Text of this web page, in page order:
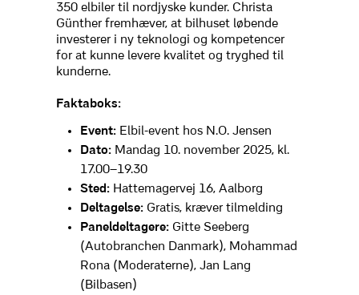
350 elbiler til nordjyske kunder. Christa
Günther fremhæver, at bilhuset løbende
investerer i ny teknologi og kompetencer
for at kunne levere kvalitet og tryghed til
kunderne.
Faktaboks:
Event: Elbil-event hos N.O. Jensen
Dato: Mandag 10. november 2025, kl.
17.00–19.30
Sted: Hattemagervej 16, Aalborg
Deltagelse: Gratis, kræver tilmelding
Paneldeltagere: Gitte Seeberg
(Autobranchen Danmark), Mohammad
Rona (Moderaterne), Jan Lang
(Bilbasen)